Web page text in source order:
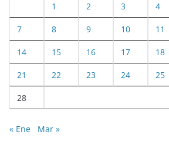
1 2 3 4
7 8 9 10 11
14 15 16 17 18
21 22 23 24 25
28
« Ene Mar »